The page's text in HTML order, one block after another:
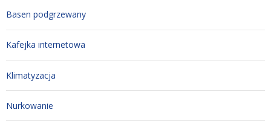
Basen podgrzewany
Kafejka internetowa
Klimatyzacja
Nurkowanie